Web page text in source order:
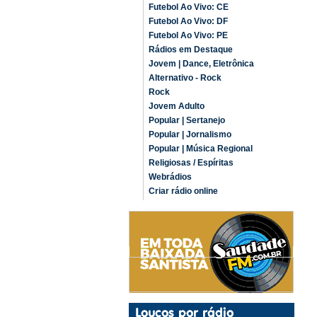
Futebol Ao Vivo: CE
Futebol Ao Vivo: DF
Futebol Ao Vivo: PE
Rádios em Destaque
Jovem | Dance, Eletrônica
Alternativo - Rock
Rock
Jovem Adulto
Popular | Sertanejo
Popular | Jornalismo
Popular | Música Regional
Religiosas / Espíritas
Webrádios
Criar rádio online